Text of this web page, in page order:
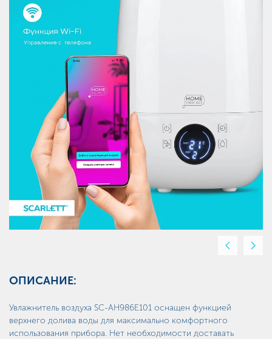
ОПИСАНИЕ:
Увлажнитель воздуха SC-AH986E101 оснащен функцией
верхнего долива воды для максимально комфортного
использования прибора. Нет необходимости доставать